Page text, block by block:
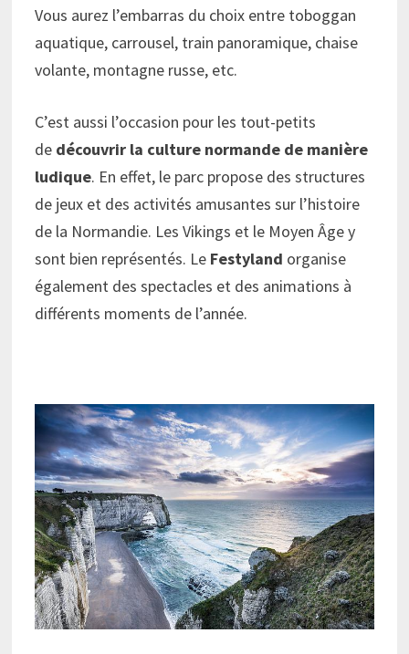
Vous aurez l’embarras du choix entre toboggan
aquatique, carrousel, train panoramique, chaise
volante, montagne russe, etc.
C’est aussi l’occasion pour les tout-petits
de découvrir la culture normande de manière
ludique. En effet, le parc propose des structures
de jeux et des activités amusantes sur l’histoire
de la Normandie. Les Vikings et le Moyen Âge y
sont bien représentés. Le Festyland organise
également des spectacles et des animations à
différents moments de l’année.